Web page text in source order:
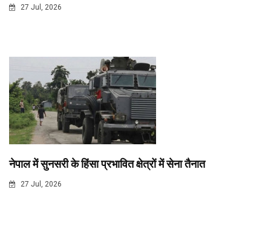
27 Jul, 2026
नेपाल में सुनसरी के हिंसा प्रभावित क्षेत्रों में सेना तैनात
27 Jul, 2026